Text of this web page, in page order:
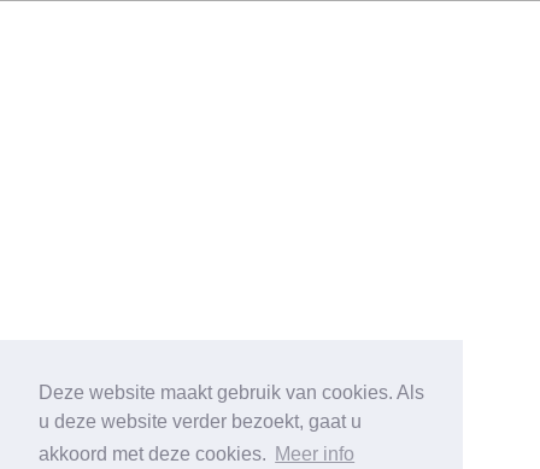
Deze website maakt gebruik van cookies. Als
u deze website verder bezoekt, gaat u
akkoord met deze cookies. Meer info